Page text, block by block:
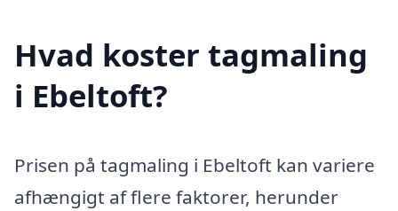
Hvad koster tagmaling
i Ebeltoft?
Prisen på tagmaling i Ebeltoft kan variere
afhængigt af flere faktorer, herunder